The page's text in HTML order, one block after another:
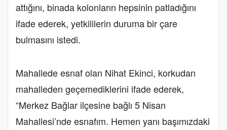
attığını, binada kolonların hepsinin patladığını
ifade ederek, yetkililerin duruma bir çare
bulmasını istedi.
Mahallede esnaf olan Nihat Ekinci, korkudan
mahalleden geçemediklerini ifade ederek,
“Merkez Bağlar ilçesine bağlı 5 Nisan
Mahallesi’nde esnafım. Hemen yanı başımızdaki